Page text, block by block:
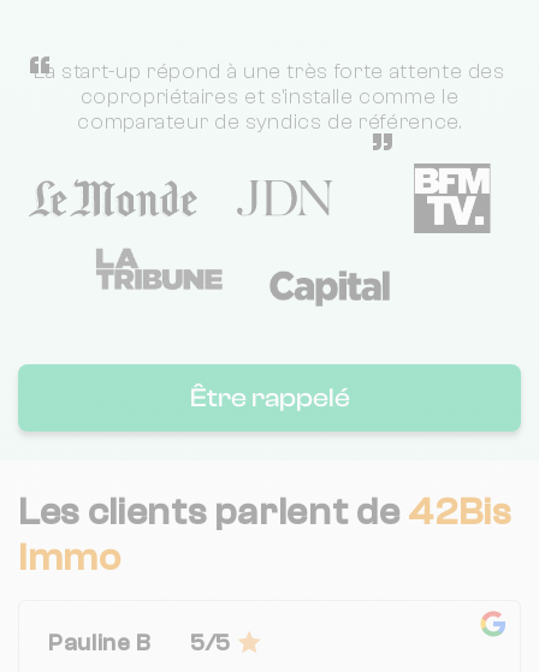
“
La start-up répond à une très forte attente des
copropriétaires et s'installe comme le
comparateur de syndics de référence.
”
Être rappelé
Les clients parlent de42Bis
Immo
Pauline B 5/5